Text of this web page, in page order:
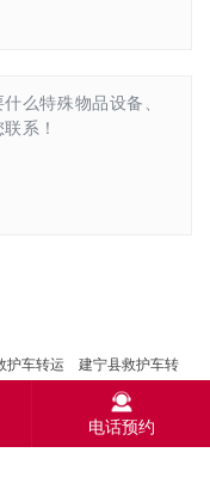
护车转运
建宁县救护车转
金门县救护
电话预约